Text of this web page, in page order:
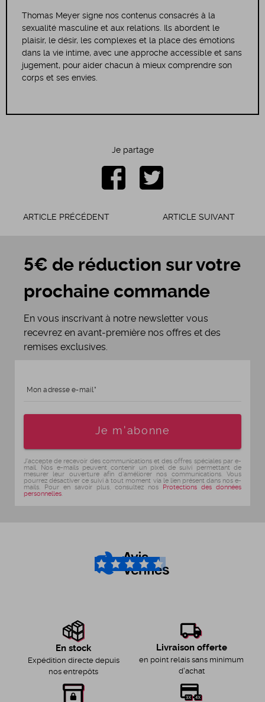
Thomas Meyer signe nos contenus consacrés à la
sexualité masculine et aux relations. Ils abordent le
plaisir, le désir, les complexes et la place des émotions
dans la vie intime, avec une approche accessible et sans
jugement, pour aider chacun à mieux comprendre son
corps et ses envies.
Je partage
ARTICLE PRÉCÉDENT ARTICLE SUIVANT
5€ de réduction sur votre
prochaine commande
En vous inscrivant à notre newsletter vous
recevrez en avant-première nos offres et des
remises exclusives.
Mon adresse e-mail
Je m'abonne
J'accepte de recevoir des communications et des offres spéciales par e-
mail. Nos e-mails peuvent contenir un pixel de suivi permettant de
mesurer leur ouverture afin d'améliorer nos communications. Vous
pourrez désactiver ce suivi à tout moment via le lien présent dans nos e-
mails. Pour en savoir plus, consultez nos Protections des données
personnelles
4.6/5
En stock
Expédition directe depuis
nos entrepôts
Livraison offerte
en point relais sans minimum
d'achat